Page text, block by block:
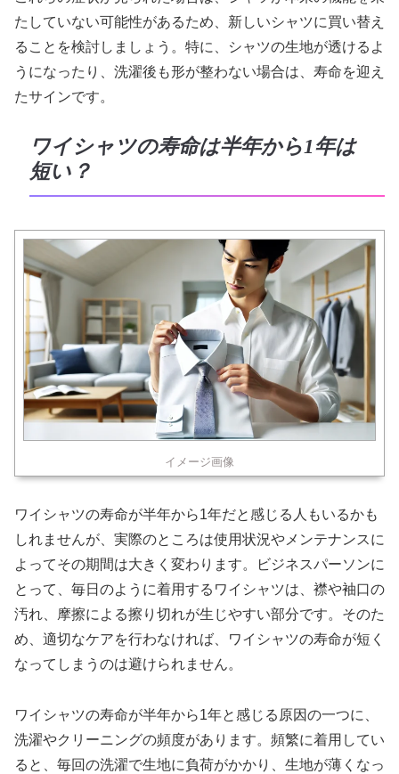
たしていない可能性があるため、新しいシャツに買い替え
ることを検討しましょう。特に、シャツの生地が透けるよ
うになったり、洗濯後も形が整わない場合は、寿命を迎え
たサインです。
ワイシャツの寿命は半年から1年は
短い？
イメージ画像
ワイシャツの寿命が半年から1年だと感じる人もいるかも
しれませんが、実際のところは使用状況やメンテナンスに
よってその期間は大きく変わります。ビジネスパーソンに
とって、毎日のように着用するワイシャツは、襟や袖口の
汚れ、摩擦による擦り切れが生じやすい部分です。そのた
め、適切なケアを行わなければ、ワイシャツの寿命が短く
なってしまうのは避けられません。
ワイシャツの寿命が半年から1年と感じる原因の一つに、
洗濯やクリーニングの頻度があります。頻繁に着用してい
ると、毎回の洗濯で生地に負荷がかかり、生地が薄くなっ